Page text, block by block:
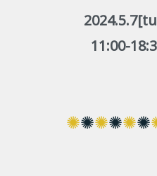
11:00-
✺✺✺✺✺✺